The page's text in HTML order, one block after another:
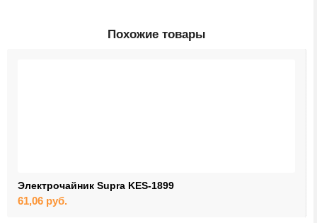
Похожие товары
Электрочайник Supra KES-1899
61,06 руб.